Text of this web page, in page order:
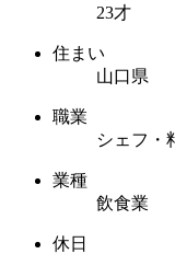
23才
住まい
山口県
職業
シェフ・
業種
飲食業
休日